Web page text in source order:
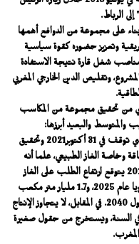
الرباط.
على مجموعة من الدوافع أهمها
وتعزيز حضوره كقوة سياسية
مناصب شغل قارة نتيجة الاستفادة
وتقليص الدين الخارجي المغربي
من تحقيق مجموعة من المكاسب
والمتوسط والبعيد أبرزها:
1. إيجاد بديل لإمدادات الغاز الجزائري للمغرب الذي توقف في 31 أكتوبر2021 وتحقيق
وخاصة الغاز الطبيعي، علما أنه
حسب تقرير مجلس المنافسة الصادر في يناير2022 يتوقع ارتفاع الطلب على الغاز
الطبيعي بالمغرب بنحو 1.1 مليار متر مكعب سنويا عام 2025، و1.7 مليار متر مكعب
سنويا بحلول عام 2030، و3 مليار متر مكعب بحلول 2040. في المقابل، لا يتجاوز الإنتاج
مليون متر مكعب في السنة، ويستخرج من حقول صغيرة